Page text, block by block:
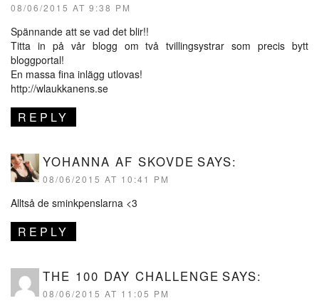
08/06/2015 AT 9:38 PM
Spännande att se vad det blir!!
Titta in på vår blogg om två tvillingsystrar som precis bytt
bloggportal!
En massa fina inlägg utlovas!
http://wlaukkanens.se
REPLY
YOHANNA AF SKOVDE SAYS:
08/06/2015 AT 10:41 PM
Alltså de sminkpenslarna <3
REPLY
THE 100 DAY CHALLENGE SAYS:
08/06/2015 AT 11:05 PM